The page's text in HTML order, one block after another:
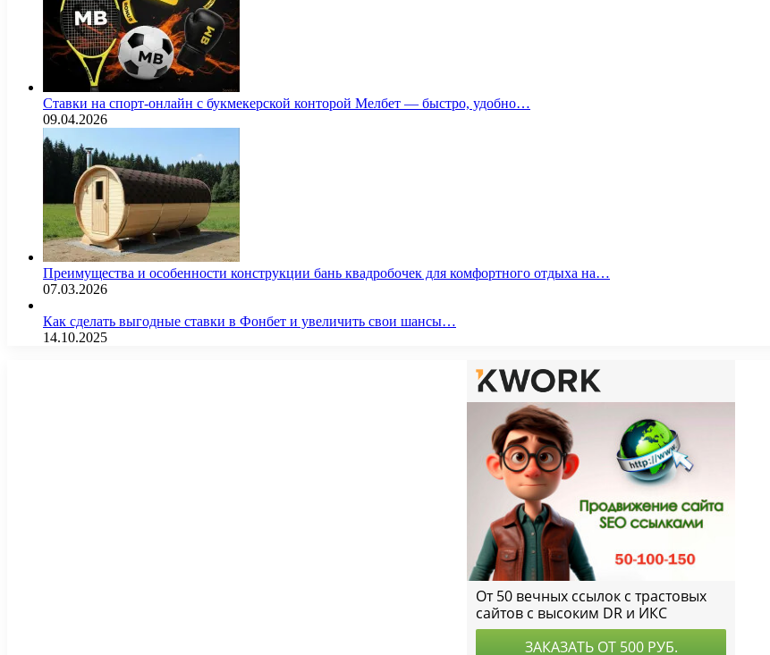
Ставки на спорт-онлайн с букмекерской конторой Мелбет — быстро, удобно…
09.04.2026
Преимущества и особенности конструкции бань квадробочек для комфортного отдыха на…
07.03.2026
Как сделать выгодные ставки в Фонбет и увеличить свои шансы…
14.10.2025